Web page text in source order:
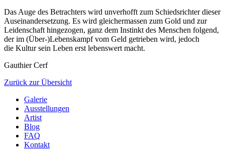
Das Auge des Betrachters wird unverhofft zum Schiedsrichter dieser
Auseinandersetzung. Es wird gleichermassen zum Gold und zur
Leidenschaft hingezogen, ganz dem Instinkt des Menschen folgend,
der im (Über-)Lebenskampf vom Geld getrieben wird, jedoch
die Kultur sein Leben erst lebenswert macht.
Gauthier Cerf
Zurück zur Übersicht
Galerie
Ausstellungen
Artist
Blog
FAQ
Kontakt